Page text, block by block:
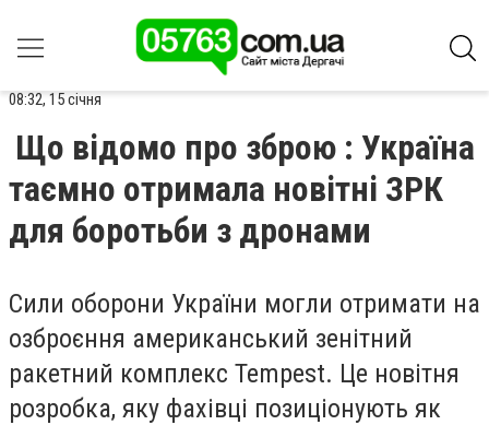
08:32, 15 січня
Що відомо про зброю : Україна
таємно отримала новітні ЗРК
для боротьби з дронами
Сили оборони України могли отримати на
озброєння американський зенітний
ракетний комплекс Tempest. Це новітня
розробка, яку фахівці позиціонують як